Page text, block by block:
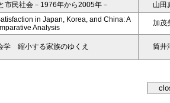
市民社会－1976年から2005年－
山田
in Japan, Korea, and China: A
Analysis
加茂
学 縮小する家族のゆくえ 筒井